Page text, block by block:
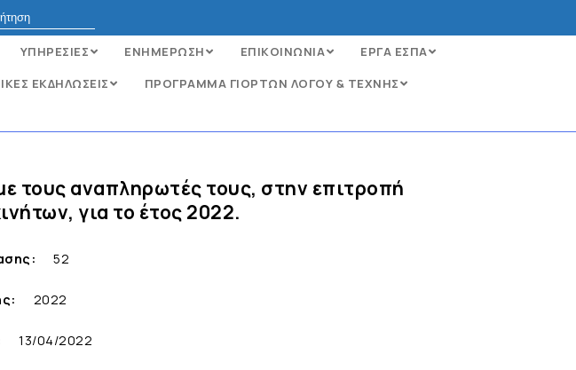
ΥΠΗΡΕΣΙΕΣ ΕΝΗΜΕΡΩΣΗ ΕΠΙΚΟΙΝΩΝΙΑ
ΕΡΓΑ ΕΣΠΑ
ΕΚΔΗΛΩΣΕΙΣ
ΠΡΟΓΡΑΜΜΑ ΓΙΟΡΤΩΝ ΛΟΓΟΥ & ΤΕΧΝΗΣ
τους αναπληρωτές τους, στην επιτροπή
για το έτος 2022.
52
2022
13/04/2022